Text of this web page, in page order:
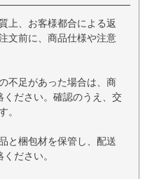
上、お客様都合による返
文前に、商品仕様や注意
不足があった場合は、商
ださい。確認のうえ、交
。
と梱包材を保管し、配送
ださい。